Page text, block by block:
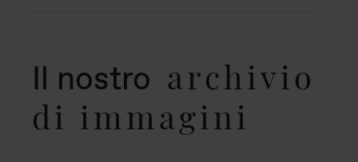
Il nostro archivio
di immagini